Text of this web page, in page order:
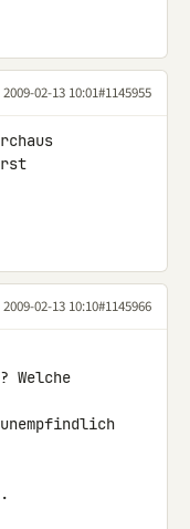
2009-02-13 10:01#1145955
2009-02-13 10:10#1145966
Welche